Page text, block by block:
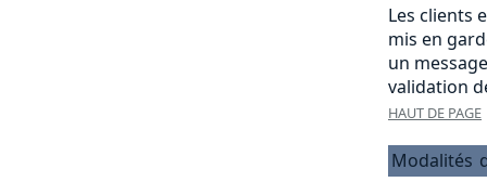
Les clients
mis en
un
validation
HAUT DE PAGE
Modalités